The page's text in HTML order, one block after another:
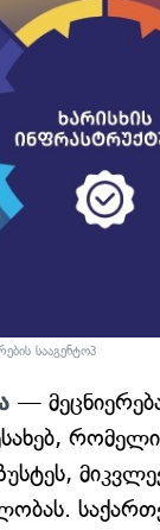
სააგენტოპ
—